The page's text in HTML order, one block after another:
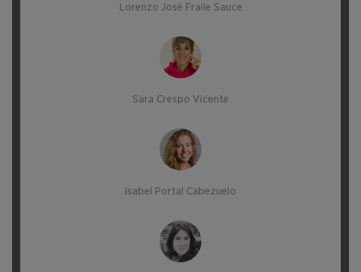
Lorenzo José Fraile Sauce
Sara Crespo Vicente
Isabel Portal Cabezuelo